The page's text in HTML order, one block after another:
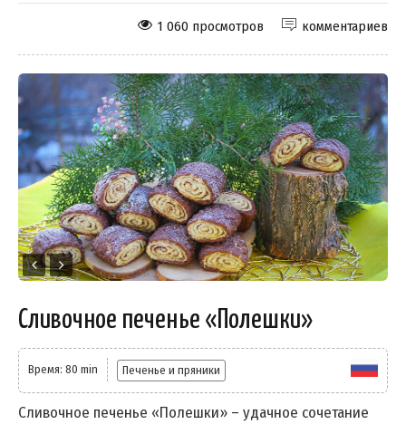
комментариев
1 060 просмотров
Сливочное печенье «Полешки»
Время: 80 min Печенье и пряники
Сливочное печенье «Полешки» – удачное сочетание